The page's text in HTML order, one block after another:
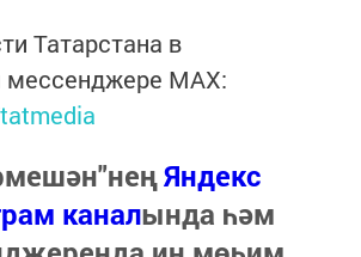
Татарстана в
мессенджере MАХ:
Яндекс
каналында һәм